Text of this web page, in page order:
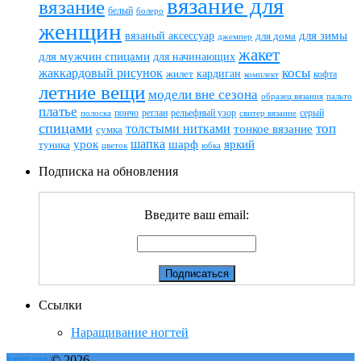
вязание белый болеро вязание для
женщин вязаный аксессуар джемпер для дома для зимы
для мужчин спицами для начинающих жакет
жаккардовый рисунок жилет кардиган комплект косы кофта
летние вещи модели вне сезона образец вязания пальто
платье полоска пончо реглан рельефный узор свитер вязание серый
спицами сумка толстыми нитками тонкое вязание топ
туника урок цветок шапка шарф юбка яркий
Подписка на обновления
Введите ваш email:
Ссылки
Наращивание ногтей